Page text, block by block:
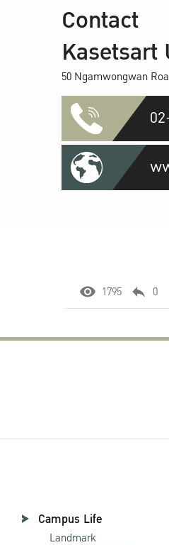
Contact
Kasetsart
50 Ngamwongwan
1795 0
Campus Life
Landmark